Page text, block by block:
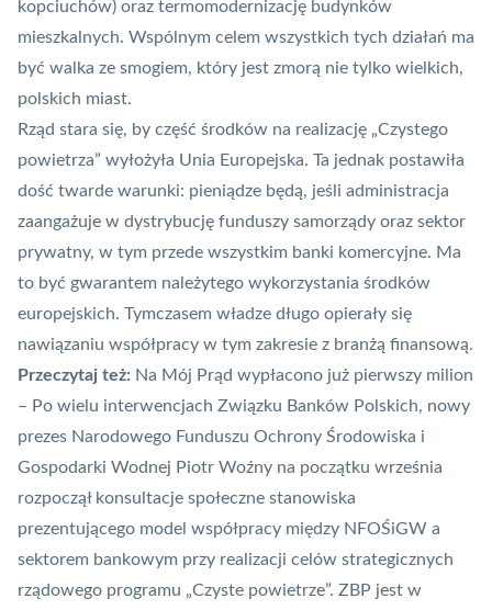
kopciuchów) oraz termomodernizację budynków
mieszkalnych. Wspólnym celem wszystkich tych działań ma
być walka ze smogiem, który jest zmorą nie tylko wielkich,
polskich miast.
Rząd stara się, by część środków na realizację „Czystego
powietrza” wyłożyła Unia Europejska. Ta jednak postawiła
dość twarde warunki: pieniądze będą, jeśli administracja
zaangażuje w dystrybucję funduszy samorządy oraz sektor
prywatny, w tym przede wszystkim banki komercyjne. Ma
to być gwarantem należytego wykorzystania środków
europejskich. Tymczasem władze długo opierały się
nawiązaniu współpracy w tym zakresie z branżą finansową.
Przeczytaj też: Na Mój Prąd wypłacono już pierwszy milion
– Po wielu interwencjach Związku Banków Polskich, nowy
prezes Narodowego Funduszu Ochrony Środowiska i
Gospodarki Wodnej Piotr Woźny na początku września
rozpoczął konsultacje społeczne stanowiska
prezentującego model współpracy między NFOŚiGW a
sektorem bankowym przy realizacji celów strategicznych
rządowego programu „Czyste powietrze”. ZBP jest w